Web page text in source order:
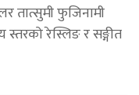
तात्सुमी फुजिनामी
स्तरको रेस्लिङ र सङ्गीत